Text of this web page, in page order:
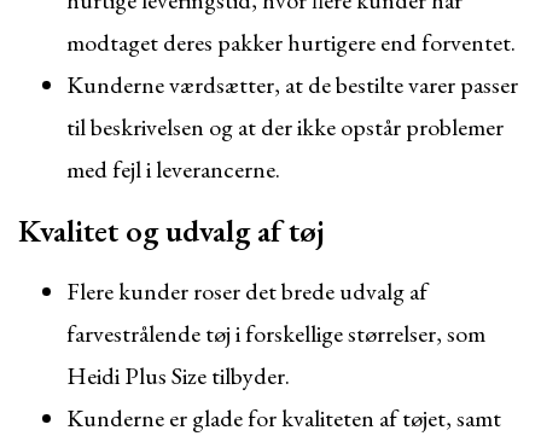
modtaget deres pakker hurtigere end forventet.
Kunderne værdsætter, at de bestilte varer passer
til beskrivelsen og at der ikke opstår problemer
med fejl i leverancerne.
Kvalitet og udvalg af tøj
Flere kunder roser det brede udvalg af
farvestrålende tøj i forskellige størrelser, som
Heidi Plus Size tilbyder.
Kunderne er glade for kvaliteten af tøjet, samt